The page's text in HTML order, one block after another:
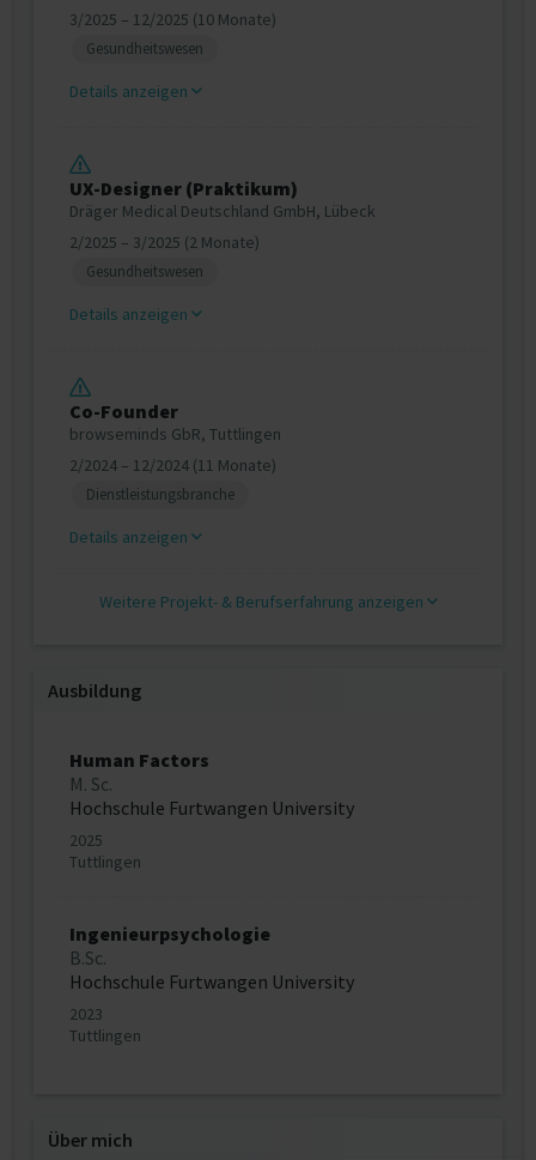
3/2025 – 12/2025 (10 Monate)
Gesundheitswesen
Details anzeigen
UX-Designer (Praktikum)
Dräger Medical Deutschland GmbH, Lübeck
2/2025 – 3/2025 (2 Monate)
Gesundheitswesen
Details anzeigen
Co-Founder
browseminds GbR, Tuttlingen
2/2024 – 12/2024 (11 Monate)
Dienstleistungsbranche
Details anzeigen
Weitere Projekt‐ & Berufserfahrung anzeigen
Ausbildung
Human Factors
M. Sc.
Hochschule Furtwangen University
2025
Tuttlingen
Ingenieurpsychologie
B.Sc.
Hochschule Furtwangen University
2023
Tuttlingen
Über mich